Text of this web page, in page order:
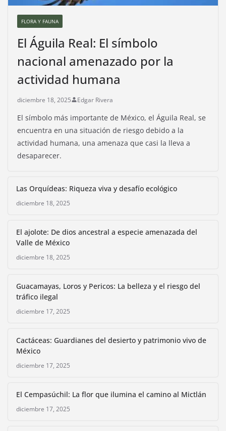
FLORA Y FAUNA
El Águila Real: El símbolo
nacional amenazado por la
actividad humana
diciembre 18, 2025 Edgar Rivera
El símbolo más importante de México, el Águila Real, se
encuentra en una situación de riesgo debido a la
actividad humana, una amenaza que casi la lleva a
desaparecer.
Las Orquídeas: Riqueza viva y desafío ecológico
diciembre 18, 2025
El ajolote: De dios ancestral a especie amenazada del
Valle de México
diciembre 18, 2025
Guacamayas, Loros y Pericos: La belleza y el riesgo del
tráfico ilegal
diciembre 17, 2025
Cactáceas: Guardianes del desierto y patrimonio vivo de
México
diciembre 17, 2025
El Cempasúchil: La flor que ilumina el camino al Mictlán
diciembre 17, 2025